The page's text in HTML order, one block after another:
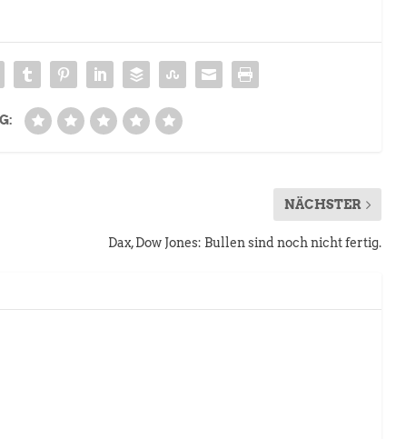
NÄCHSTER
Dax, Dow Jones: Bullen sind noch nicht fertig.